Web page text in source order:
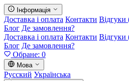
Інформація
Доставка і оплата Контакти Відгуки
Блог Де замовлення?
Доставка і оплата Контакти Відгуки
Блог Де замовлення?
Обране: 0
Мова
Русский Українська